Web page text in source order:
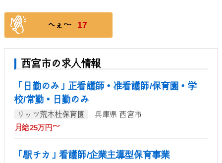
へぇ〜 17
西宮市の求人情報
「日勤のみ」正看護師・准看護師/保育園・学
校/常勤・日勤のみ
リッツ荒木杜保育園
兵庫県 西宮市
月給25万円～
「駅チカ」看護師/企業主導型保育事業